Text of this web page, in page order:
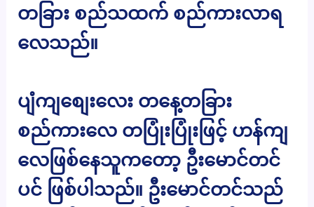
တခြား စည်သထက် စည်ကားလာရ
လေသည်။
ပျံကျစျေးလေး တနေ့တခြား
စည်ကားလေ တပြုံးပြုံးဖြင့် ဟန်ကျ
လေဖြစ်နေသူကတော့ ဦးမောင်တင်
ပင် ဖြစ်ပါသည်။ ဦးမောင်တင်သည်